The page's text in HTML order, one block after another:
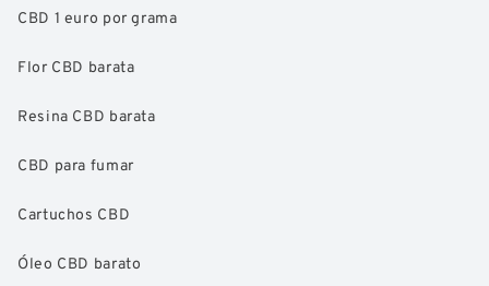
CBD 1 euro por grama
Flor CBD barata
Resina CBD barata
CBD para fumar
Cartuchos CBD
Óleo CBD barato